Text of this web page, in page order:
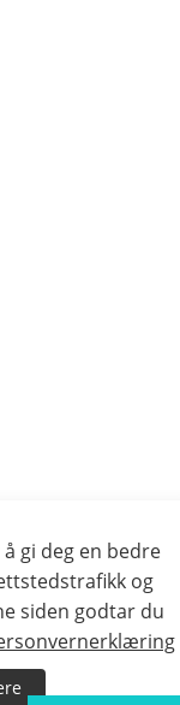
gi deg en bedre
og
siden godtar du